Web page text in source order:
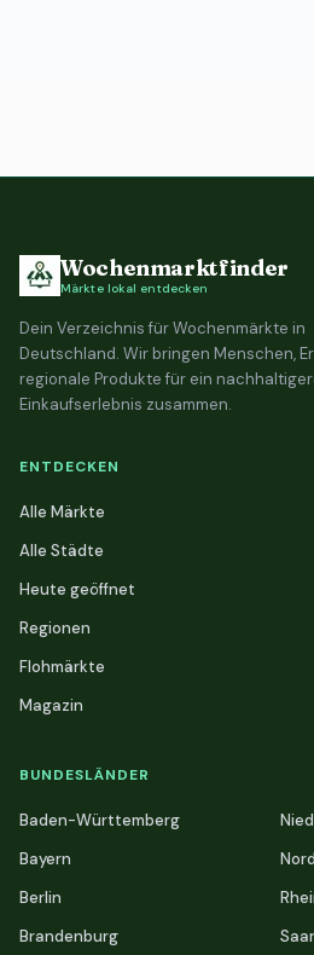
Wochenmarktfinder
Märkte lokal entdecken
Dein Verzeichnis für Wochenmärkte in
Deutschland. Wir bringen Menschen,
regionale Produkte für ein
Einkaufserlebnis zusammen.
ENTDECKEN
Alle Märkte
Alle Städte
Heute geöffnet
Regionen
Flohmärkte
Magazin
BUNDESLÄNDER
Baden-Württemberg
Bayern
Berlin
Brandenburg